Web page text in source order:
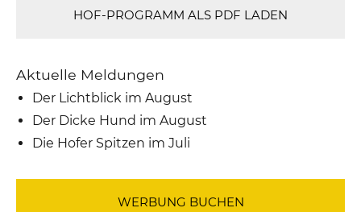
HOF-PROGRAMM ALS PDF LADEN
Aktuelle Meldungen
Der Lichtblick im August
Der Dicke Hund im August
Die Hofer Spitzen im Juli
WERBUNG BUCHEN